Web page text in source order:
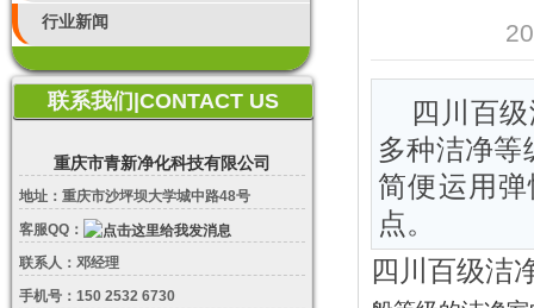
行业新闻
联系我们|CONTACT US
重庆市青新净化科技有限公司
地址：重庆市沙坪坝大学城中路48号
客服QQ：
联系人：邓经理
手机号：150 2532 6730
四川百
多种洁净等
简便运用
点。
四川百级洁